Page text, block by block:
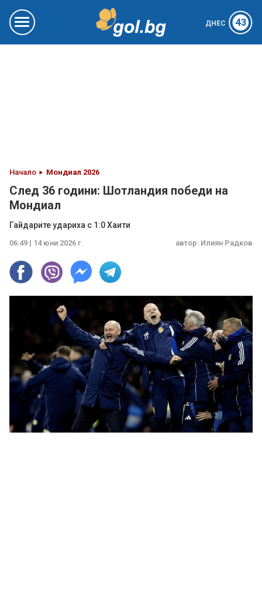
ДНЕС 43
Начало Мондиал 2026
След 36 години: Шотландия победи на
Мондиал
Гайдарите удариха с 1:0 Хаити
06:49 | 14 юни 2026 г. автор: Илиян Радков